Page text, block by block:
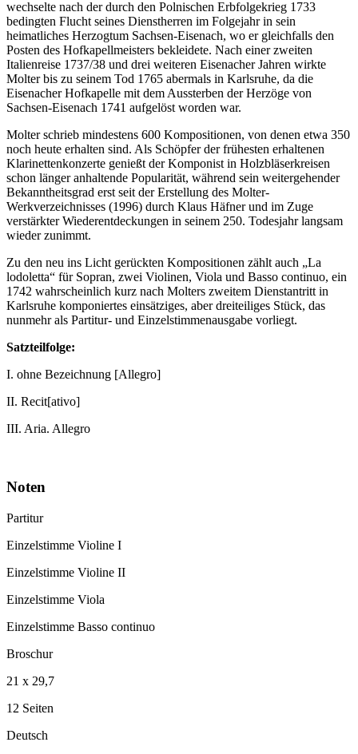
wechselte nach der durch den Polnischen Erbfolgekrieg 1733
bedingten Flucht seines Dienstherren im Folgejahr in sein
heimatliches Herzogtum Sachsen-Eisenach, wo er gleichfalls den
Posten des Hofkapellmeisters bekleidete. Nach einer zweiten
Italienreise 1737/38 und drei weiteren Eisenacher Jahren wirkte
Molter bis zu seinem Tod 1765 abermals in Karlsruhe, da die
Eisenacher Hofkapelle mit dem Aussterben der Herzöge von
Sachsen-Eisenach 1741 aufgelöst worden war.
Molter schrieb mindestens 600 Kompositionen, von denen etwa 350
noch heute erhalten sind. Als Schöpfer der frühesten erhaltenen
Klarinettenkonzerte genießt der Komponist in Holzbläserkreisen
schon länger anhaltende Popularität, während sein weitergehender
Bekanntheitsgrad erst seit der Erstellung des Molter-
Werkverzeichnisses (1996) durch Klaus Häfner und im Zuge
verstärkter Wiederentdeckungen in seinem 250. Todesjahr langsam
wieder zunimmt.
Zu den neu ins Licht gerückten Kompositionen zählt auch „La
lodoletta“ für Sopran, zwei Violinen, Viola und Basso continuo, ein
1742 wahrscheinlich kurz nach Molters zweitem Dienstantritt in
Karlsruhe komponiertes einsätziges, aber dreiteiliges Stück, das
nunmehr als Partitur- und Einzelstimmenausgabe vorliegt.
Satzteilfolge:
I. ohne Bezeichnung [Allegro]
II. Recit[ativo]
III. Aria. Allegro
Noten
Partitur
Einzelstimme Violine I
Einzelstimme Violine II
Einzelstimme Viola
Einzelstimme Basso continuo
Broschur
21 x 29,7
12 Seiten
Deutsch